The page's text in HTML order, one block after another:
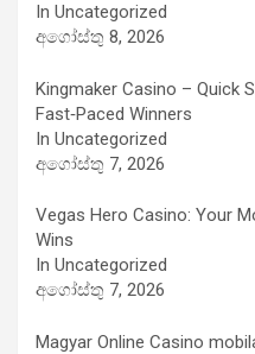
In Uncategorized
අගෝස්තු 8, 2026
Kingmaker Casino – Quick
Fast‑Paced Winners
In Uncategorized
අගෝස්තු 7, 2026
Vegas Hero Casino: Your
Wins
In Uncategorized
අගෝස්තු 7, 2026
Magyar Online Casino